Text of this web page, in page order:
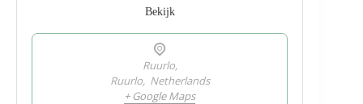
Bekijk
Ruurlo,
Ruurlo, Netherlands
+ Google Maps